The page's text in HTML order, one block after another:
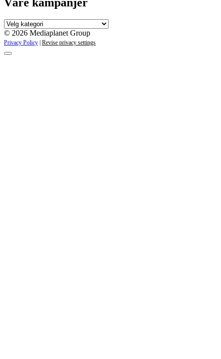
Våre
kampanjer
© 2026 Mediaplanet Group
Privacy Policy | Revise privacy settings